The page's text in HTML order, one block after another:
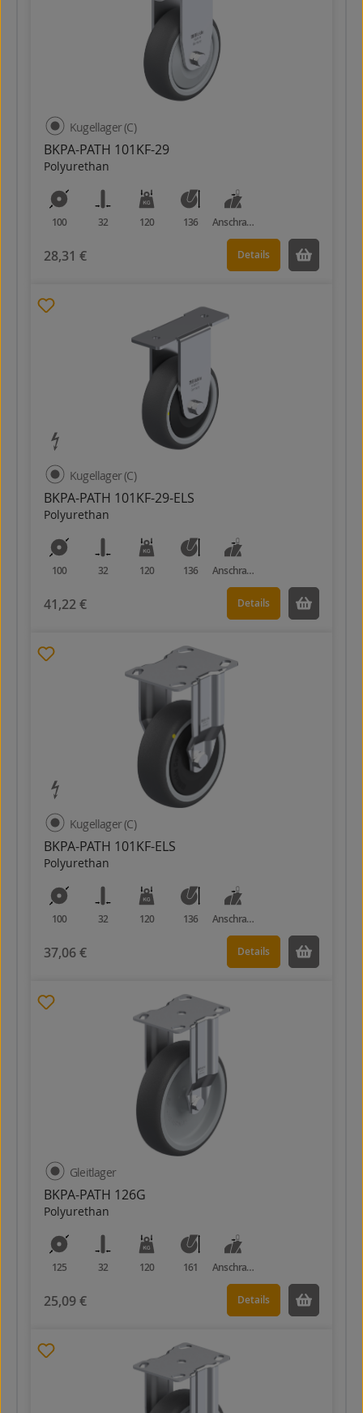
BKPA-PATH 101KF-29
Polyurethan
Kugellager (C)
100 32 120 136 Anschraubplatte
28,31 € Details
BKPA-PATH 101KF-29-ELS
Polyurethan
Kugellager (C)
100 32 120 136 Anschraubplatte
41,22 € Details
BKPA-PATH 101KF-ELS
Polyurethan
Kugellager (C)
100 32 120 136 Anschraubplatte
37,06 € Details
BKPA-PATH 126G
Polyurethan
Gleitlager
125 32 120 161 Anschraubplatte
25,09 € Details